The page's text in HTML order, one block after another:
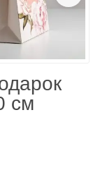
см